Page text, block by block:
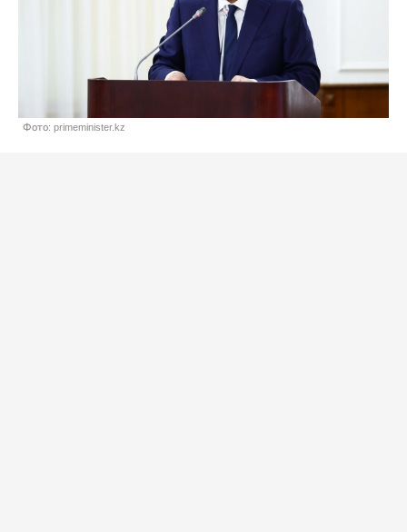
Фото: primeminister.kz